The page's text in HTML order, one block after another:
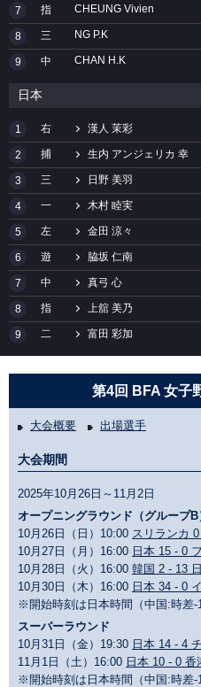
7 指 CHEUNG Vivien
8 三 NG P.K
9 中 CHAN H.K
日本
1 右 漢人 茉彩
2 捕 生内 アンジェリカ 幸
3 三 日野 美羽
4 一 木村 睦実
5 左 金田 涼々
6 遊 脇坂 仁南
7 中 真弓 心
8 指 上舘 美乃
9 二 富田 彩加
第4回 BFA 女子
大会概要 出場選手
大会期間
2025年10月26日～11月2日
オープニングラウンド（グループB
10月26日（日）10:00 スリランカ
10月27日（月）16:00 日本 15 - 0
10月28日（火）16:00 韓国 2 - 13
10月30日（木）16:00 日本 34 - 0
※開始時刻は日本時間（中国:時差-1
スーパーラウンド
10月31日（金）19:30 日本 14 - 4
11月1日（土）16:00 日本 10 - 0 香
※開始時刻は日本時間（中国:時差-1